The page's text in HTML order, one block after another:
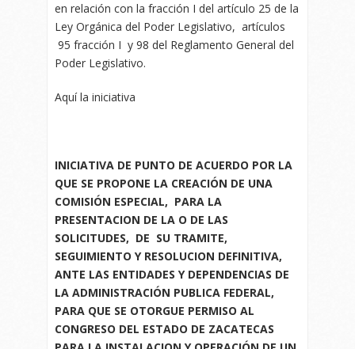
en relación con la fracción I del artículo 25 de la
Ley Orgánica del Poder Legislativo, artículos
95 fracción I y 98 del Reglamento General del
Poder Legislativo.
Aquí la iniciativa
INICIATIVA DE PUNTO DE ACUERDO POR LA
QUE SE PROPONE LA CREACIÓN DE UNA
COMISIÓN ESPECIAL, PARA LA
PRESENTACION DE LA O DE LAS
SOLICITUDES, DE SU TRAMITE,
SEGUIMIENTO Y RESOLUCION DEFINITIVA,
ANTE LAS ENTIDADES Y DEPENDENCIAS DE
LA ADMINISTRACIÓN PUBLICA FEDERAL,
PARA QUE SE OTORGUE PERMISO AL
CONGRESO DEL ESTADO DE ZACATECAS